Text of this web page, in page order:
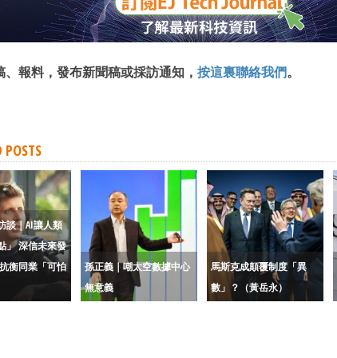
、報料，發布新聞稿或採訪通知， 按這裏聯絡我們。
POSTS
談｜AI讓人類
」 深信未來發
衡同業「可怕
孫正義｜嘲太空數據中心
無意義
馬斯克成顛覆制度「異
數」？（黃岳永）